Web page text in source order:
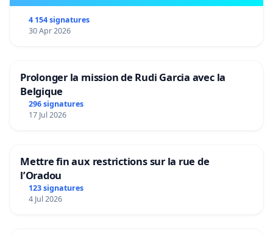
4 154 signatures
30 Apr 2026
Prolonger la mission de Rudi Garcia avec la
Belgique
296 signatures
17 Jul 2026
Mettre fin aux restrictions sur la rue de
l’Oradou
123 signatures
4 Jul 2026